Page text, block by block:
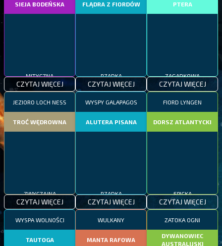
SIEJA BODEŃSKA
MITYCZNA
CZYTAJ WIĘCEJ
FLĄDRA Z FIORDÓW
RZADKA
CZYTAJ WIĘCEJ
PTERA
ZAGADKOWA
CZYTAJ WIĘCEJ
JEZIORO LOCH NESS
TROĆ WĘDROWNA
ZWYCZAJNA
CZYTAJ WIĘCEJ
WYSPY GALAPAGOS
ALUTERA PISANA
RZADKA
CZYTAJ WIĘCEJ
FIORD LYNGEN
DORSZ ATLANTYCKI
EPICKA
CZYTAJ WIĘCEJ
WYSPA WOLNOŚCI
TAUTOGA
WULKANY
MANTA RAFOWA
ZATOKA OGNI
DYWANOWIEC
AUSTRALIJSKI